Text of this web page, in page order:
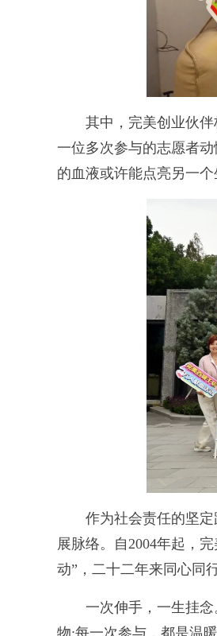
其中，完美创业伙伴
一位多次参与的志愿者
的血液或许能点亮另一
作为社会责任的坚定
展脉络。自2004年起，
动”，二十二年来同心同
一次伸手，一生挂念
物;每一次参与，都是温